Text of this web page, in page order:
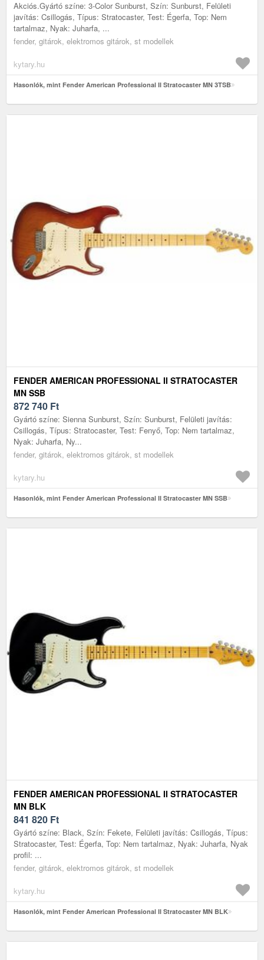
Akciós.Gyártó színe: 3-Color Sunburst, Szín: Sunburst, Felületi
javítás: Csillogás, Típus: Stratocaster, Test: Égerfa, Top: Nem
tartalmaz, Nyak: Juharfa, ...
fender, gitárok, elektromos gitárok, st modellek
kytary.hu
Hasonlók, mint Fender American Professional II Stratocaster MN 3TSB
FENDER AMERICAN PROFESSIONAL II STRATOCASTER
MN SSB
872 740 Ft
Gyártó színe: Sienna Sunburst, Szín: Sunburst, Felületi javítás:
Csillogás, Típus: Stratocaster, Test: Fenyő, Top: Nem tartalmaz,
Nyak: Juharfa, Ny...
fender, gitárok, elektromos gitárok, st modellek
kytary.hu
Hasonlók, mint Fender American Professional II Stratocaster MN SSB
FENDER AMERICAN PROFESSIONAL II STRATOCASTER
MN BLK
841 820 Ft
Gyártó színe: Black, Szín: Fekete, Felületi javítás: Csillogás, Típus:
Stratocaster, Test: Égerfa, Top: Nem tartalmaz, Nyak: Juharfa, Nyak
profil: ...
fender, gitárok, elektromos gitárok, st modellek
kytary.hu
Hasonlók, mint Fender American Professional II Stratocaster MN BLK